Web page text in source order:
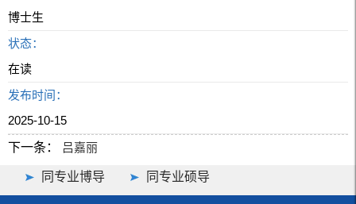
博士生
状态：
在读
发布时间：
2025-10-15
下一条：
吕嘉丽
同专业博导 同专业硕导